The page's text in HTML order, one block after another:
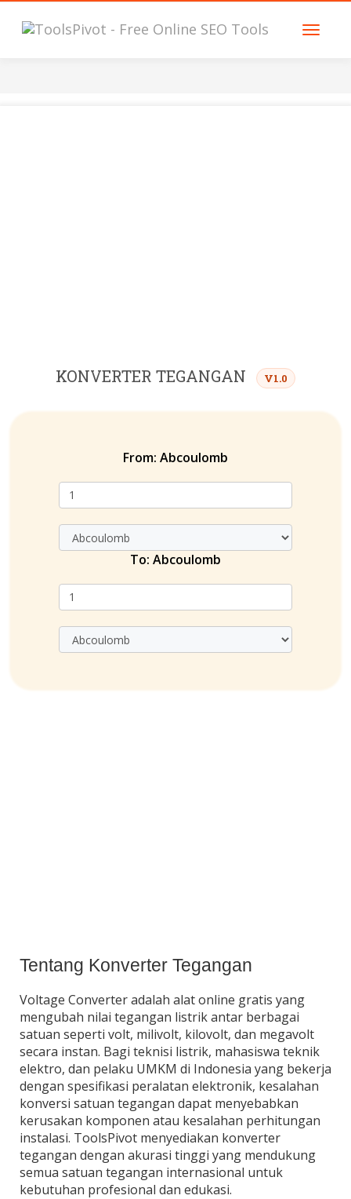
KONVERTER TEGANGAN V1.0
From: Abcoulomb
To: Abcoulomb
Tentang Konverter Tegangan
Voltage Converter adalah alat online gratis yang
mengubah nilai tegangan listrik antar berbagai
satuan seperti volt, milivolt, kilovolt, dan megavolt
secara instan. Bagi teknisi listrik, mahasiswa teknik
elektro, dan pelaku UMKM di Indonesia yang bekerja
dengan spesifikasi peralatan elektronik, kesalahan
konversi satuan tegangan dapat menyebabkan
kerusakan komponen atau kesalahan perhitungan
instalasi. ToolsPivot menyediakan konverter
tegangan dengan akurasi tinggi yang mendukung
semua satuan tegangan internasional untuk
kebutuhan profesional dan edukasi.